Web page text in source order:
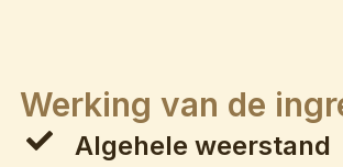
Werking van de
Algehele weerstand